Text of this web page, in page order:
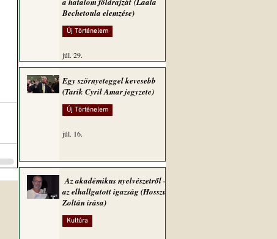
Bechetoula elemzése)
Új Történelem
júl. 29.
Egy szörnyeteggel kevesebb
(Tarik Cyril Amar jegyzete)
Új Történelem
júl. 16.
Az akadémikus nyelvészetről –
az elhallgatott igazság (Hosszú
Zoltán írása)
Kultúra